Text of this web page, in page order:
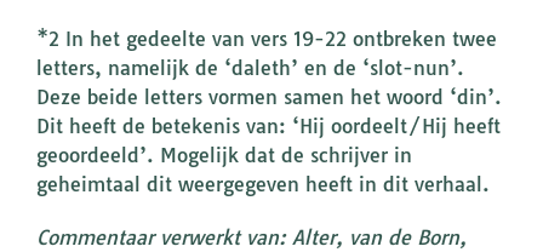
*2 In het gedeelte van vers 19-22 ontbreken twee
letters, namelijk de ‘daleth’ en de ‘slot-nun’.
Deze beide letters vormen samen het woord ‘din’.
Dit heeft de betekenis van: ‘Hij oordeelt/Hij heeft
geoordeeld’. Mogelijk dat de schrijver in
geheimtaal dit weergegeven heeft in dit verhaal.
Commentaar verwerkt van: Alter, van de Born,